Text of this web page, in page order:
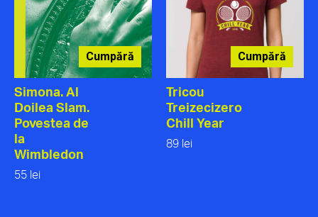
Cumpără
Simona. Al
Doilea Slam.
Povestea de
la
Wimbledon
55 lei
Cumpără
Tricou
Treizecizero
Chill Year
89 lei